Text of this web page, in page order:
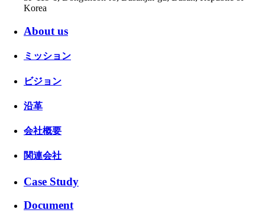
Korea
About us
ミッション
ビジョン
沿革
会社概要
関連会社
Case Study
Document